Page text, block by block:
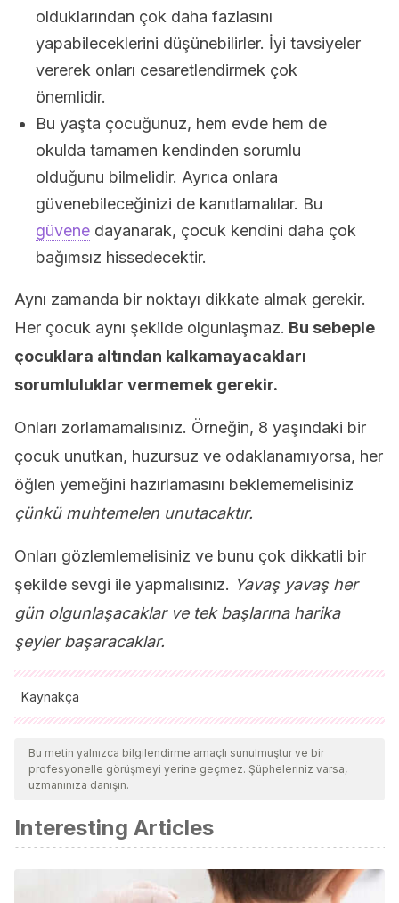
olduklarından çok daha fazlasını
yapabileceklerini düşünebilirler. İyi tavsiyeler
vererek onları cesaretlendirmek çok
önemlidir.
Bu yaşta çocuğunuz, hem evde hem de
okulda tamamen kendinden sorumlu
olduğunu bilmelidir. Ayrıca onlara
güvenebileceğinizi de kanıtlamalılar. Bu
güvene dayanarak, çocuk kendini daha çok
bağımsız hissedecektir.
Aynı zamanda bir noktayı dikkate almak gerekir.
Her çocuk aynı şekilde olgunlaşmaz. Bu sebeple
çocuklara altından kalkamayacakları
sorumluluklar vermemek gerekir.
Onları zorlamamalısınız. Örneğin, 8 yaşındaki bir
çocuk unutkan, huzursuz ve odaklanamıyorsa, her
öğlen yemeğini hazırlamasını beklememelisiniz
çünkü muhtemelen unutacaktır.
Onları gözlemlemelisiniz ve bunu çok dikkatli bir
şekilde sevgi ile yapmalısınız. Yavaş yavaş her
gün olgunlaşacaklar ve tek başlarına harika
şeyler başaracaklar.
Kaynakça
Tüm alıntı yapılan kaynaklar, kalitelerini, güvenilirliklerini,
güncelliklerini ve geçerliliklerini sağlamak için ekibimiz
tarafından derinlemesine incelendi. Bu makalenin bibliyografisi
kabul edildi.
Campos, O., & Claudia, R.(2003). Método Montessori.
Bu metin yalnızca bilgilendirme amaçlı sunulmuştur ve bir
profesyonelle görüşmeyi yerine geçmez. Şüpheleriniz varsa,
uzmanınıza danışın.
Interesting Articles